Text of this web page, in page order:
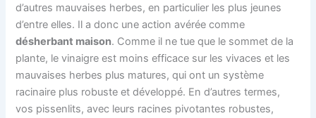
d’autres mauvaises herbes, en particulier les plus jeunes
d’entre elles. Il a donc une action avérée comme
désherbant maison. Comme il ne tue que le sommet de la
plante, le vinaigre est moins efficace sur les vivaces et les
mauvaises herbes plus matures, qui ont un système
racinaire plus robuste et développé. En d’autres termes,
vos pissenlits, avec leurs racines pivotantes robustes,